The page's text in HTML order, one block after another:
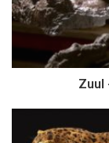
Zuul